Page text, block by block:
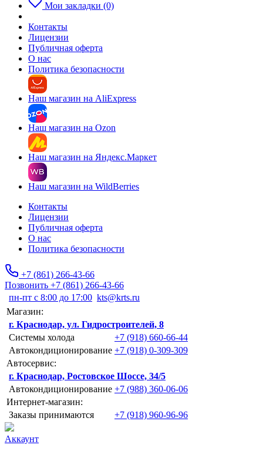
Мои закладки (0)
Контакты
Лицензии
Публичная оферта
О нас
Политика безопасности
Наш магазин на AliExpress
Наш магазин на Ozon
Наш магазин на Яндекс.Маркет
Наш магазин на WildBerries
Контакты
Лицензии
Публичная оферта
О нас
Политика безопасности
+7 (861) 266-43-66
Позвонить +7 (861) 266-43-66
пн-пт с 8:00 до 17:00 kts@krts.ru
Магазин:
г. Краснодар, ул. Гидростроителей, 8
Системы холода
+7 (918) 660-66-44
Автокондиционирование +7 (918) 0-309-309
Автосервис:
г. Краснодар, Ростовское Шоссе, 34/5
Автокондиционирование +7 (988) 360-06-06
Интернет-магазин:
Заказы принимаются
+7 (918) 960-96-96
Аккаунт